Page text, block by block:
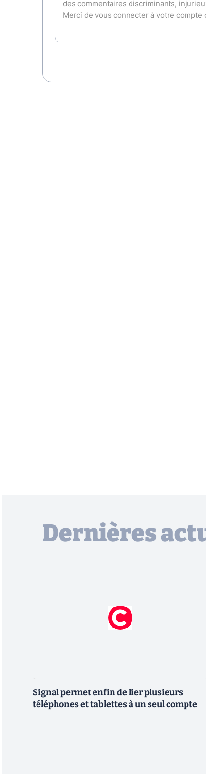
Dernières
Signal permet enfin de lier plusieurs
téléphones et tablettes à un seul compte